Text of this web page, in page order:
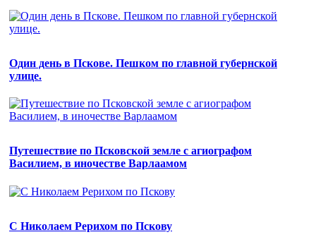
Один день в Пскове. Пешком по главной губернской
улице.
Путешествие по Псковской земле с агиографом
Василием, в иночестве Варлаамом
С Николаем Рерихом по Пскову